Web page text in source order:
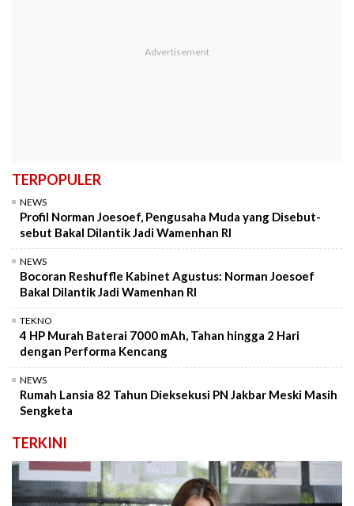
TERPOPULER
NEWS
Profil Norman Joesoef, Pengusaha Muda yang Disebut-
sebut Bakal Dilantik Jadi Wamenhan RI
NEWS
Bocoran Reshuffle Kabinet Agustus: Norman Joesoef
Bakal Dilantik Jadi Wamenhan RI
TEKNO
4 HP Murah Baterai 7000 mAh, Tahan hingga 2 Hari
dengan Performa Kencang
NEWS
Rumah Lansia 82 Tahun Dieksekusi PN Jakbar Meski Masih
Sengketa
TERKINI